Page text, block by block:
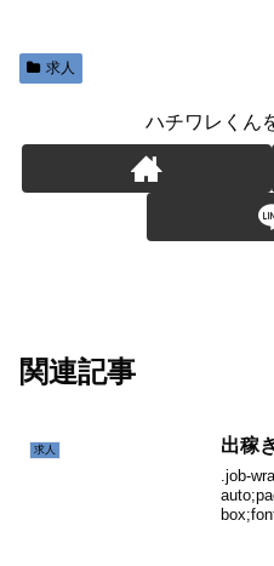
求人
ハチワレくん
関連記事
求人 出稼
.job-